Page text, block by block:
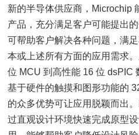
新的半导体供应商，Microchip
产品，充分满足客户可能提出
可帮助客户解决各种问题，满
本或上述所有方面的应用需求
位 MCU 到高性能 16 位 dsPIC
基于硬件的触摸和图形功能的
的众多优势可让应用脱颖而出
过直观设计环境快速完成原型